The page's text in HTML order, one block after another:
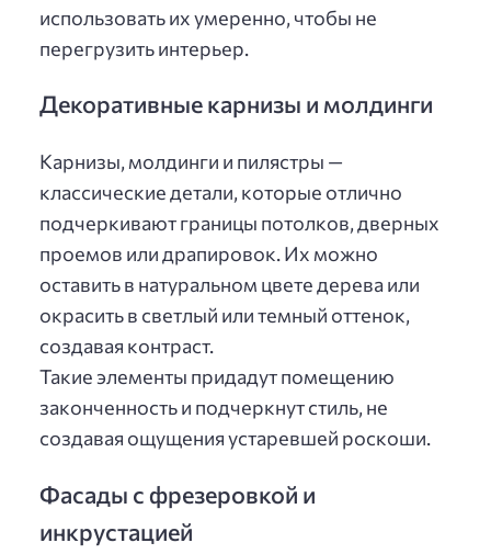
использовать их умеренно, чтобы не
перегрузить интерьер.
Декоративные карнизы и молдинги
Карнизы, молдинги и пилястры —
классические детали, которые отлично
подчеркивают границы потолков, дверных
проемов или драпировок. Их можно
оставить в натуральном цвете дерева или
окрасить в светлый или темный оттенок,
создавая контраст.
Такие элементы придадут помещению
законченность и подчеркнут стиль, не
создавая ощущения устаревшей роскоши.
Фасады с фрезеровкой и
инкрустацией